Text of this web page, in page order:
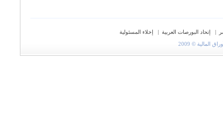
| إتحاد البورصات العربية |
إخلاء المسئولية
© 2009